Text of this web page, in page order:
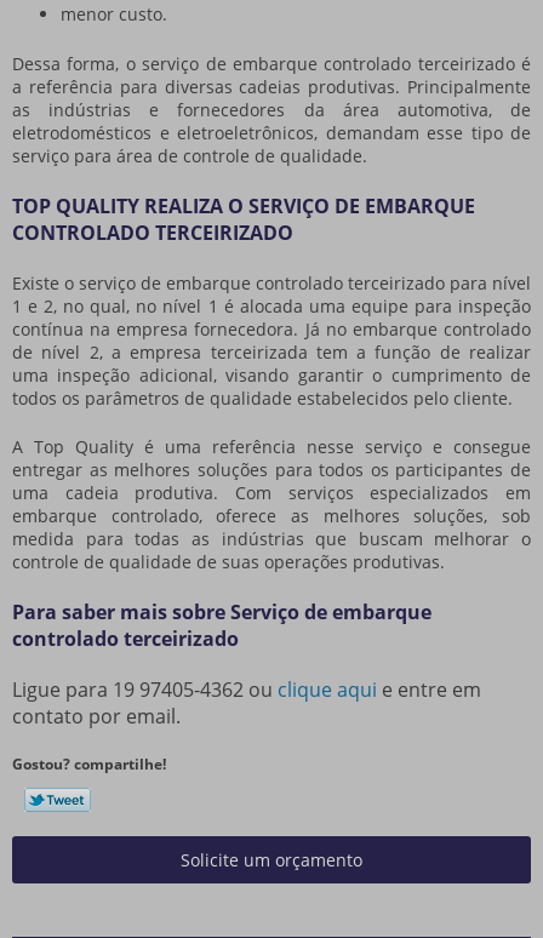
menor custo.
Dessa forma, o serviço de embarque controlado terceirizadoé
a referência para diversas cadeias produtivas. Principalmente
as indústrias e fornecedores da área automotiva, de
eletrodomésticos e eletroeletrônicos, demandam esse tipo de
serviço para área de controle de qualidade.
TOP QUALITY REALIZA O SERVIÇO DE EMBARQUE
CONTROLADO TERCEIRIZADO
Existe o serviço de embarque controlado terceirizado para nível
1 e 2, no qual, no nível 1 é alocada uma equipe para inspeção
contínua na empresa fornecedora. Já no embarque controlado
de nível 2, a empresa terceirizada tem a função de realizar
uma inspeção adicional, visando garantir o cumprimento de
todos os parâmetros de qualidade estabelecidos pelo cliente.
A Top Quality é uma referência nesse serviço e consegue
entregar as melhores soluções para todos os participantes de
uma cadeia produtiva. Com serviços especializados em
embarque controlado, oferece as melhores soluções, sob
medida para todas as indústrias que buscam melhorar o
controle de qualidade de suas operações produtivas.
Para saber mais sobre Serviço de embarque
controlado terceirizado
Ligue para 19 97405-4362 ou clique aqui e entre em
contato por email.
Gostou? compartilhe!
Solicite um orçamento